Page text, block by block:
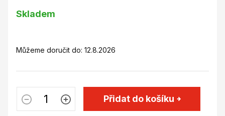
cena:
Skladem
Můžeme doručit do: 12.8.2026
Přidat do košíku